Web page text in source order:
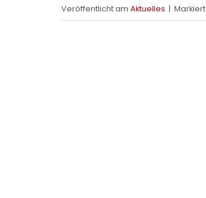
Veröffentlicht am Aktuelles | Markiert